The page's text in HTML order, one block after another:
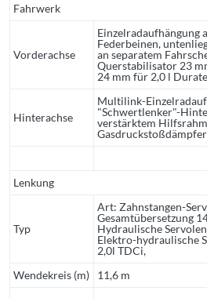
Fahrwerk
Vorderachse
Einzelradaufhängung
Federbeinen,
an separatem
Querstabilisator 23
24 mm für 2,0 l
Hinterachse
Multilink-
"Schwertlenker"-
verstärktem
Lenkung
Typ
Art: Zahnstangen-
Gesamtübersetzung
Hydraulische
Elektro-hydraulische
2,0l TDCi,
Wendekreis (m)
11,6 m